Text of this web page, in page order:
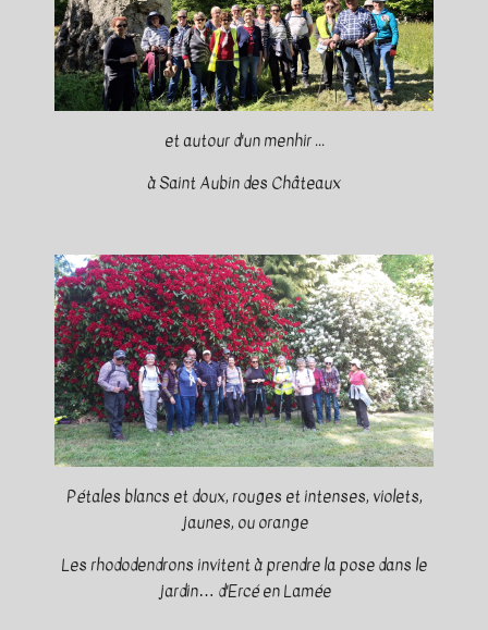
et autour d'un menhir ...
à Saint Aubin des Châteaux
Pétales blancs et doux, rouges et intenses, violets,
jaunes, ou orange
Les rhododendrons invitent à prendre la pose dans le
jardin… d'Ercé en Lamée